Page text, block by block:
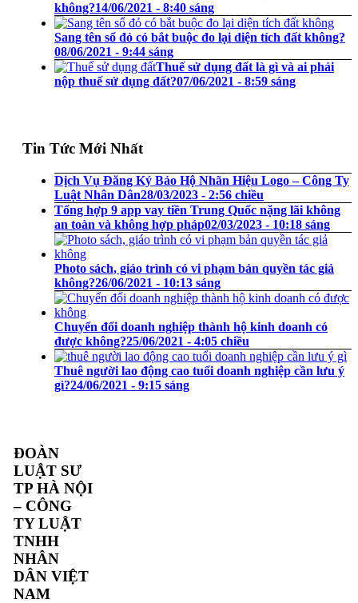
không?14/06/2021 - 8:40 sáng
Sang tên sổ đỏ có bắt buộc đo lại diện tích đất không?
08/06/2021 - 9:44 sáng
Thuế sử dụng đất là gì và ai phải
nộp thuế sử dụng đất?07/06/2021 - 8:59 sáng
Tin Tức Mới Nhất
Dịch Vụ Đăng Ký Bảo Hộ Nhãn Hiệu Logo – Công Ty
Luật Nhân Dân28/03/2023 - 2:56 chiều
Tổng hợp 9 app vay tiền Trung Quốc nặng lãi không
an toàn và không hợp pháp02/03/2023 - 10:18 sáng
Photo sách, giáo trình có vi phạm bản quyền tác giả
không?26/06/2021 - 10:13 sáng
Chuyển đổi doanh nghiệp thành hộ kinh doanh có
được không?25/06/2021 - 4:05 chiều
Thuê người lao động cao tuổi doanh nghiệp cần lưu ý
gì?24/06/2021 - 9:15 sáng
ĐOÀN
LUẬT SƯ
TP HÀ NỘI
– CÔNG
TY LUẬT
TNHH
NHÂN
DÂN VIỆT
NAM